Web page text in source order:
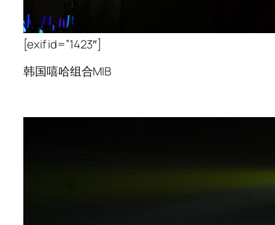
[exif id=”1423″]
韩国嘻哈组合MIB